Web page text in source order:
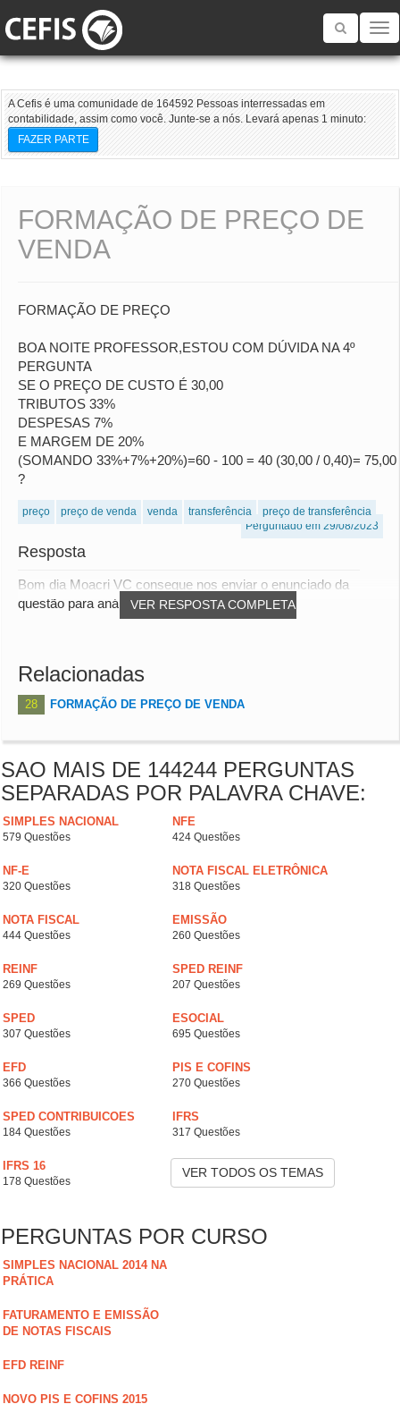
Toggle
A Cefis é uma comunidade de 164592 Pessoas interressadas em
contabilidade, assim como você. Junte-se a nós. Levará apenas 1 minuto:
FAZER PARTE
FORMAÇÃO DE PREÇO DE
VENDA
FORMAÇÃO DE PREÇO
BOA NOITE PROFESSOR,ESTOU COM DÚVIDA NA 4º
PERGUNTA
SE O PREÇO DE CUSTO É 30,00
TRIBUTOS 33%
DESPESAS 7%
E MARGEM DE 20%
(SOMANDO 33%+7%+20%)=60 - 100 = 40 (30,00 / 0,40)= 75,00
?
preço preço de venda venda transferência
preço de transferência
Perguntado em 29/08/2023
Resposta
VER RESPOSTA COMPLETA
Bom dia Moacri VC consegue nos enviar o enunciado da
questão para análise Att,
Relacionadas
28 FORMAÇÃO DE PREÇO DE VENDA
SAO MAIS DE 144244 PERGUNTAS
SEPARADAS POR PALAVRA CHAVE:
SIMPLES NACIONAL
579 Questões
NFE
424 Questões
NF-E
320 Questões
NOTA FISCAL ELETRÔNICA
318 Questões
NOTA FISCAL
444 Questões
EMISSÃO
260 Questões
REINF
269 Questões
SPED REINF
207 Questões
SPED
307 Questões
ESOCIAL
695 Questões
EFD
366 Questões
PIS E COFINS
270 Questões
SPED CONTRIBUICOES
184 Questões
IFRS
317 Questões
IFRS 16
178 Questões
VER TODOS OS TEMAS
PERGUNTAS POR CURSO
SIMPLES NACIONAL 2014 NA
PRÁTICA
FATURAMENTO E EMISSÃO
DE NOTAS FISCAIS
EFD REINF
NOVO PIS E COFINS 2015